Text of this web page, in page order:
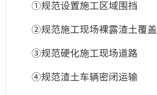
①规范设置施工区域围挡
②规范施工现场裸露渣土覆盖
③规范硬化施工现场道路
④规范渣土车辆密闭运输